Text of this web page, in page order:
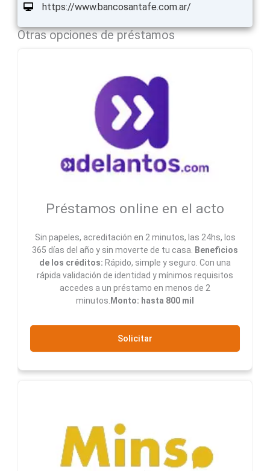
https://www.bancosantafe.com.ar/
Otras opciones de préstamos
Préstamos online en el acto
Sin papeles, acreditación en 2 minutos, las 24hs, los
365 días del año y sin moverte de tu casa.
Beneficios
de los créditos: Rápido, simple y seguro. Con una
rápida validación de identidad y mínimos requisitos
accedes a un préstamo en menos de 2
minutos. Monto: hasta 800 mil
Solicitar